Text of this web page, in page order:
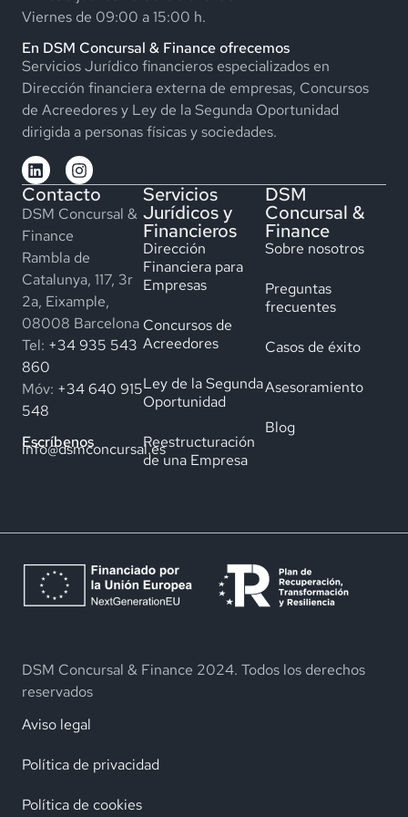
Viernes de 09:00 a 15:00 h.
En DSM Concursal & Finance ofrecemos
Servicios Jurídico financieros especializados en
Dirección financiera externa de empresas, Concursos
de Acreedores y Ley de la Segunda Oportunidad
dirigida a personas físicas y sociedades.
Contacto
DSM Concursal &
Finance
Rambla de
Catalunya, 117, 3r
2a, Eixample,
08008 Barcelona
Tel: +34 935 543
860
Móv: +34 640 915
548
Escríbenos
info@dsmconcursal.es
Servicios
Jurídicos y
Financieros
Dirección
Financiera para
Empresas
Concursos de
Acreedores
Ley de la Segunda
Oportunidad
Reestructuración
de una Empresa
DSM
Concursal &
Finance
Sobre nosotros
Preguntas
frecuentes
Casos de éxito
Asesoramiento
Blog
DSM Concursal & Finance 2024. Todos los derechos
reservados
Aviso legal
Política de privacidad
Política de cookies